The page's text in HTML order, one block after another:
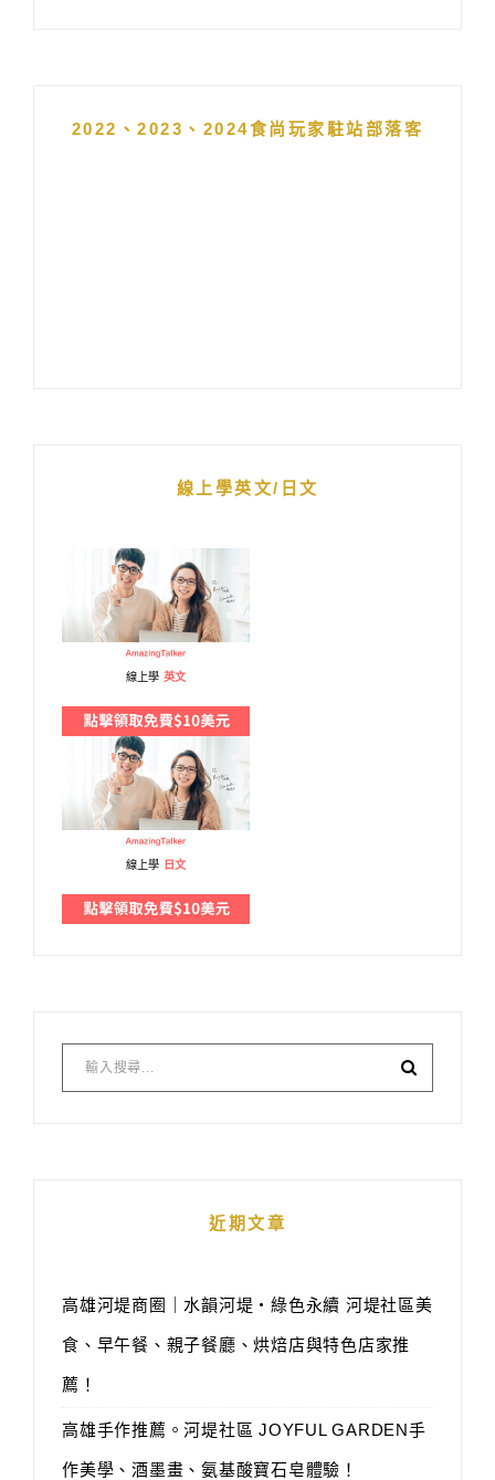
2022、2023、2024食尚玩家駐站部落客
線上學英文/日文
線上學 英文
線上學 日文
近期文章
高雄河堤商圈｜水韻河堤‧綠色永續 河堤社區美
食、早午餐、親子餐廳、烘焙店與特色店家推
薦！
高雄手作推薦。河堤社區 JOYFUL GARDEN手
作美學、酒墨畫、氨基酸寶石皂體驗！